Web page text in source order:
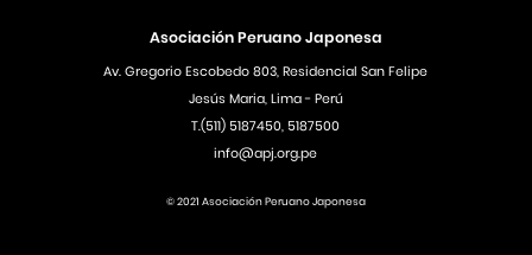
Asociación Peruano Japonesa
Av. Gregorio Escobedo 803, Residencial San Felipe
Jesús Maria, Lima - Perú
T.(511) 5187450, 5187500
info@apj.org.pe
© 2021 Asociación Peruano Japonesa